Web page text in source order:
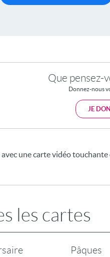
Que pensez-
Donnez-nous
JE
une carte vidéo touchante
les cartes
Pâques